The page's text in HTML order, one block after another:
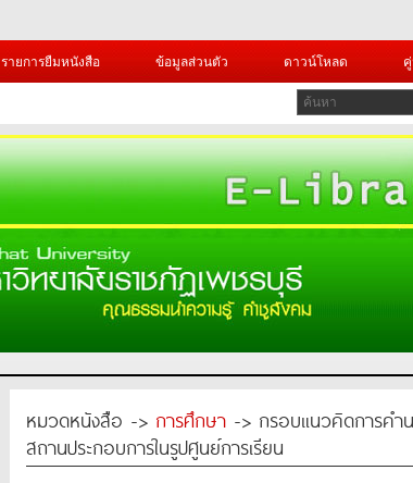
รายการยืมหนังสือ ข้อมูลส่วนตัว ดาวน์โหลด
หมวดหนังสือ -> การศึกษา -> กรอบแนวคิดการคำ
สถานประกอบการในรูปศูนย์การเรียน